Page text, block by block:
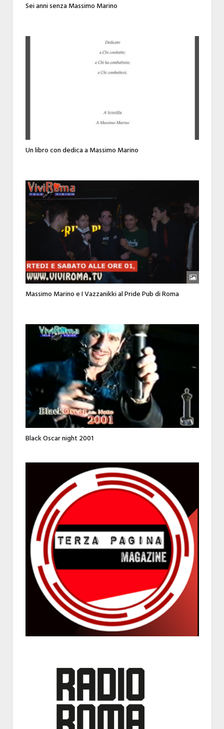
Sei anni senza Massimo Marino
Un libro con dedica a Massimo Marino
Massimo Marino e I Vazzanikki al Pride Pub di Roma
Black Oscar night 2001